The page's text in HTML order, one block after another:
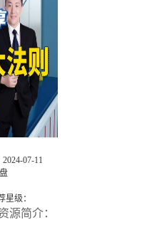
07-11
星级：
源简介：